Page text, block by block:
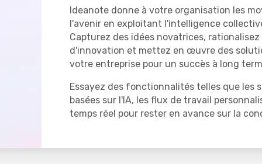
Ideanote donne à votre organisation les
l'avenir en exploitant l'intelligence
Capturez des idées novatrices, rationalisez
d'innovation et mettez en œuvre des
votre entreprise pour un succès à long
Essayez des fonctionnalités telles que les
basées sur l'IA, les flux de travail
temps réel pour rester en avance sur la